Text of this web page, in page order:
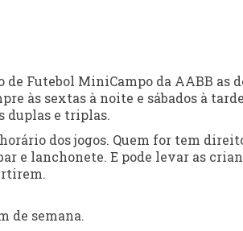
Futebol MiniCampo da AABB as
às sextas à noite e sábados à
duplas e triplas.
dos jogos. Quem for tem
e lanchonete. E pode levar as
de semana.